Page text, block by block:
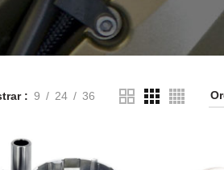
9 24 36